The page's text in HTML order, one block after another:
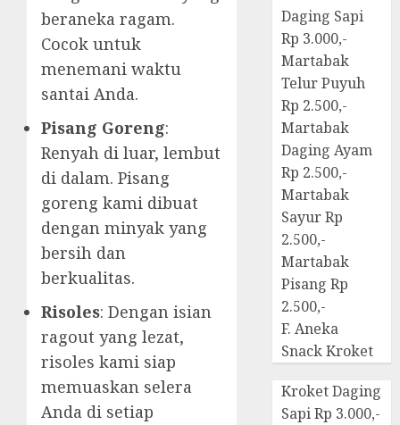
beraneka ragam.
Cocok untuk
menemani waktu
santai Anda.
Pisang Goreng:
Renyah di luar, lembut
di dalam. Pisang
goreng kami dibuat
dengan minyak yang
bersih dan
berkualitas.
Risoles: Dengan isian
ragout yang lezat,
risoles kami siap
memuaskan selera
Anda di setiap
Daging Sapi
Rp 3.000,-
Martabak
Telur Puyuh
Rp 2.500,-
Martabak
Daging Ayam
Rp 2.500,-
Martabak
Sayur Rp
2.500,-
Martabak
Pisang Rp
2.500,-
F. Aneka
Snack Kroket
Kroket Daging
Sapi Rp 3.000,-